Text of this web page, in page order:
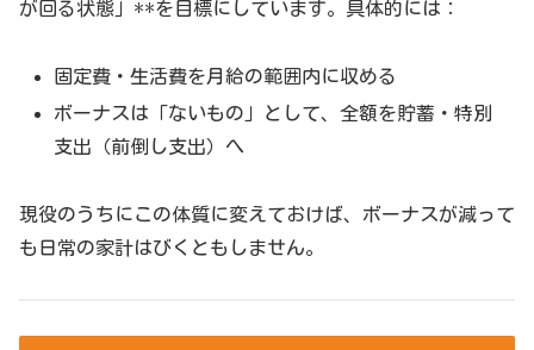
が回る状態」**を目標にしています。具体的には：
固定費・生活費を月給の範囲内に収める
ボーナスは「ないもの」として、全額を貯蓄・特別
支出（前倒し支出）へ
現役のうちにこの体質に変えておけば、ボーナスが減って
も日常の家計はびくともしません。